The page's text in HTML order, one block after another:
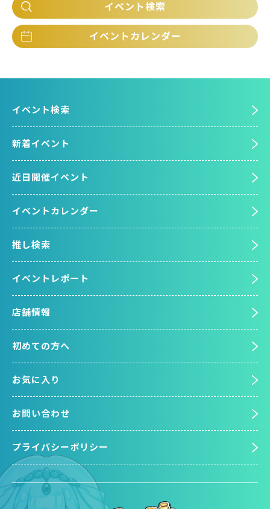
イベント検索
イベントカレンダー
イベント検索
新着イベント
近日開催イベント
イベントカレンダー
推し検索
イベントレポート
店舗情報
初めての方へ
お気に入り
お問い合わせ
プライバシーポリシー